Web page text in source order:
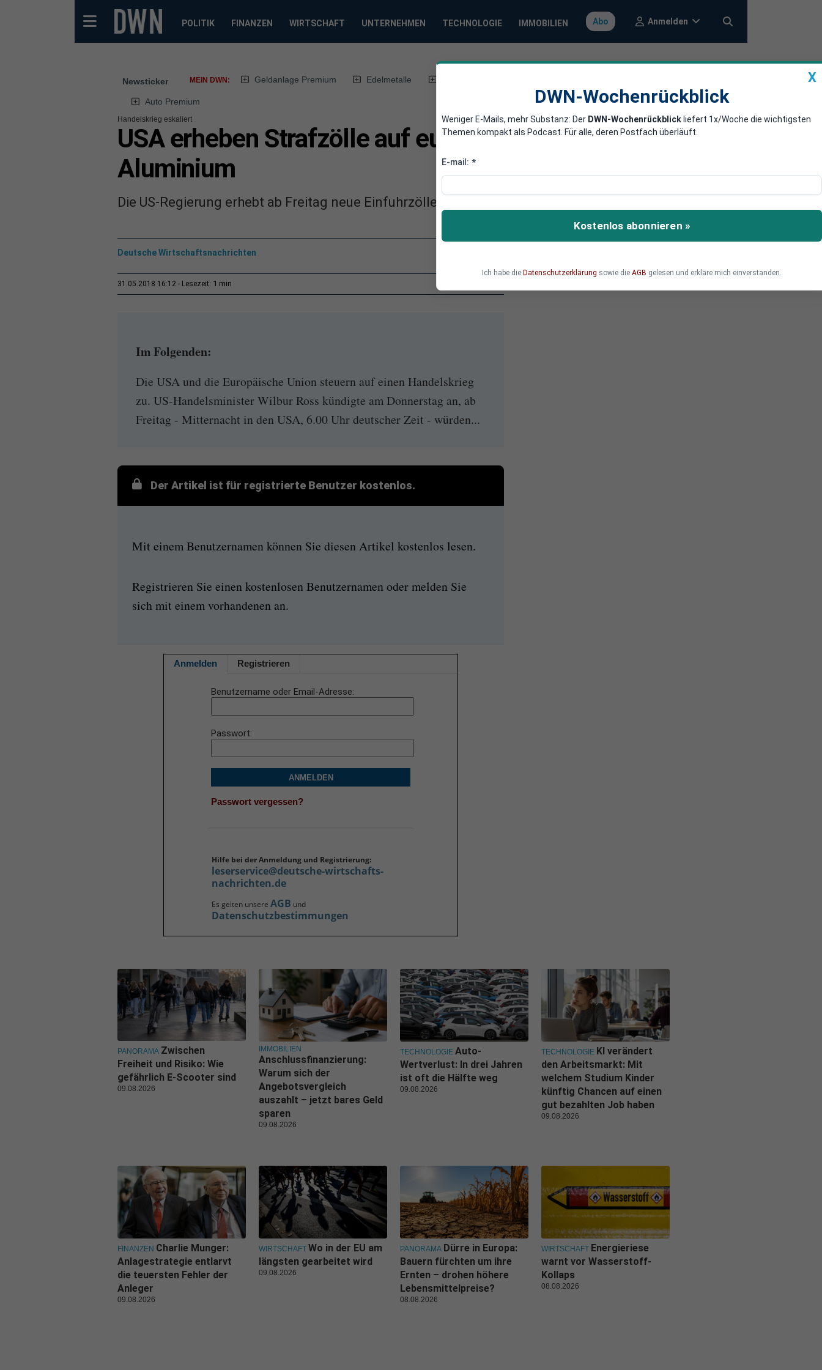
POLITIK FINANZEN WIRTSCHAFT UNTERNEHMEN TECHNOLOGIE IMMOBILIEN Abo Anmelden
Newsticker MEIN DWN: Geldanlage Premium Edelmetalle
Auto Premium
Handelskrieg eskaliert
USA erheben Strafzölle auf europäischen Stahl und
Aluminium
Die US-Regierung erhebt ab Freitag neue Einfuhrzölle auf europäischen Stahl und Aluminium.
Deutsche Wirtschaftsnachrichten
31.05.2018 16:12 Lesezeit: 1 min
Im Folgenden:
Die USA und die Europäische Union steuern auf einen Handelskrieg
zu. US-Handelsminister Wilbur Ross kündigte am Donnerstag an, ab
Freitag - Mitternacht in den USA, 6.00 Uhr deutscher Zeit - würden...
Der Artikel ist für registrierte Benutzer kostenlos.
Mit einem Benutzernamen können Sie diesen Artikel kostenlos lesen.
Registrieren Sie einen kostenlosen Benutzernamen oder melden Sie
sich mit einem vorhandenen an.
Anmelden Registrieren
Benutzername oder Email-Adresse
Passwort
ANMELDEN
Passwort vergessen?
Hilfe bei der Anmeldung und Registrierung:
leserservice@deutsche-wirtschafts-
nachrichten.de
Es gelten unsere AGB und
Datenschutzbestimmungen
X
DWN-Wochenrückblick
Weniger E-Mails, mehr Substanz: Der DWN-Wochenrückblick liefert 1x/Woche die wichtigsten
Themen kompakt als Podcast. Für alle, deren Postfach überläuft.
E-mail: *
Kostenlos abonnieren »
Ich habe die Datenschutzerklärung sowie die AGB gelesen und erkläre mich einverstanden.
PANORAMA Zwischen
Freiheit und Risiko: Wie
gefährlich E-Scooter sind
09.08.2026
IMMOBILIEN
Anschlussfinanzierung:
Warum sich der
Angebotsvergleich
auszahlt – jetzt bares Geld
sparen
09.08.2026
TECHNOLOGIE Auto-
Wertverlust: In drei Jahren
ist oft die Hälfte weg
09.08.2026
TECHNOLOGIE KI verändert
den Arbeitsmarkt: Mit
welchem Studium Kinder
künftig Chancen auf einen
gut bezahlten Job haben
09.08.2026
FINANZEN Charlie Munger:
Anlagestrategie entlarvt
die teuersten Fehler der
Anleger
09.08.2026
WIRTSCHAFT Wo in der EU am
längsten gearbeitet wird
09.08.2026
PANORAMA Dürre in Europa:
Bauern fürchten um ihre
Ernten – drohen höhere
Lebensmittelpreise?
08.08.2026
WIRTSCHAFT Energieriese
warnt vor Wasserstoff-
Kollaps
08.08.2026